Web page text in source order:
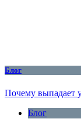
Блог
Почему выпадает
Блог